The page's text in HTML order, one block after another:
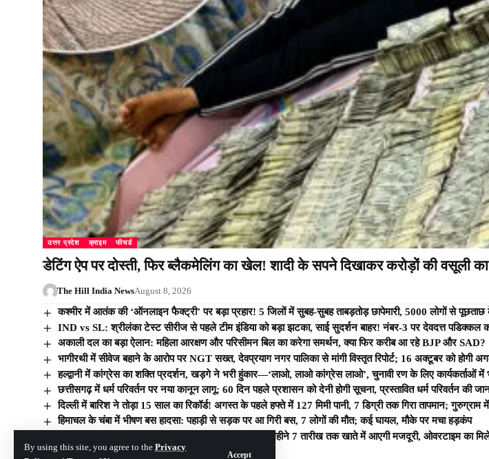
By using this site, you agree to the Privacy
Accept
उत्तर प्रदेश क्राइम फीचर्ड
डेटिंग ऐप पर दोस्ती, फिर ब्लैकमेलिंग का खेल! शादी के सपने दिखाकर करोड़ों की वसूली
The Hill India NewsAugust 8, 2026
कश्मीर में आतंक की ‘ऑनलाइन फैक्ट्री’ पर बड़ा प्रहार! 5 जिलों में सुबह-सुबह ताबड़तोड़ छापेमारी, 5000 लोगों से पूछताछ
IND vs SL: श्रीलंका टेस्ट सीरीज से पहले टीम इंडिया को बड़ा झटका, साई सुदर्शन बाहर! नंबर-3 पर देवदत्त पडिक्कल
अकाली दल का बड़ा ऐलान: महिला आरक्षण और परिसीमन बिल का करेगा समर्थन, क्या फिर करीब आ रहे BJP और SAD?
भागीरथी में सीवेज बहाने के आरोप पर NGT सख्त, देवप्रयाग नगर पालिका से मांगी विस्तृत रिपोर्ट; 16 अक्टूबर को होगी
हल्द्वानी में कांग्रेस का शक्ति प्रदर्शन, खड़गे ने भरी हुंकार—‘लाओ, लाओ कांग्रेस लाओ’, चुनावी रण के लिए कार्यकर्ताओं में
छत्तीसगढ़ में धर्म परिवर्तन पर नया कानून लागू: 60 दिन पहले प्रशासन को देनी होगी सूचना, प्रस्तावित धर्म परिवर्तन की
दिल्ली में बारिश ने तोड़ा 15 साल का रिकॉर्ड! अगस्त के पहले हफ्ते में 127 मिमी पानी, 7 डिग्री तक गिरा तापमान; गुरुग्राम
हिमाचल के चंबा में भीषण बस हादसा: पहाड़ी से सड़क पर आ गिरी बस, 7 लोगों की मौत; कई घायल, मौके पर मचा हड़कंप
उत्तराखंड के लाखों श्रमिकों के लिए बड़ी खुशखबरी! अब हर महीने 7 तारीख तक खाते में आएगी मजदूरी, ओवरटाइम का